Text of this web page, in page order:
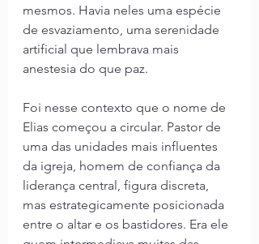
mesmos. Havia neles uma espécie
de esvaziamento, uma serenidade
artificial que lembrava mais
anestesia do que paz.
Foi nesse contexto que o nome de
Elias começou a circular. Pastor de
uma das unidades mais influentes
da igreja, homem de confiança da
liderança central, figura discreta,
mas estrategicamente posicionada
entre o altar e os bastidores. Era ele